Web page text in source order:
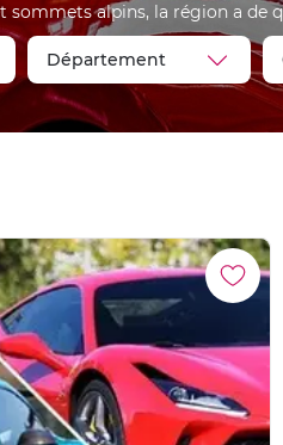
alpins, la région a de